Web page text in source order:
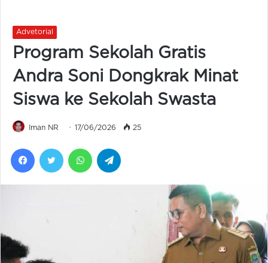
Advetorial
Program Sekolah Gratis
Andra Soni Dongkrak Minat
Siswa ke Sekolah Swasta
Iman NR 17/06/2026 25
FacebookTwitter WhatsApp